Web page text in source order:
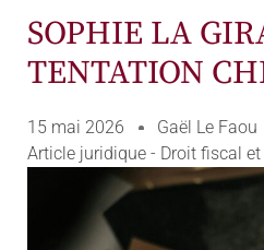
SOPHIE LA
TENTATION
15 mai 2026
Gaël Le Faou
Article juridique - Droit fiscal